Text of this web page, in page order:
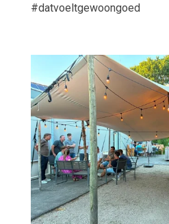
#datvoeltgewoongoed